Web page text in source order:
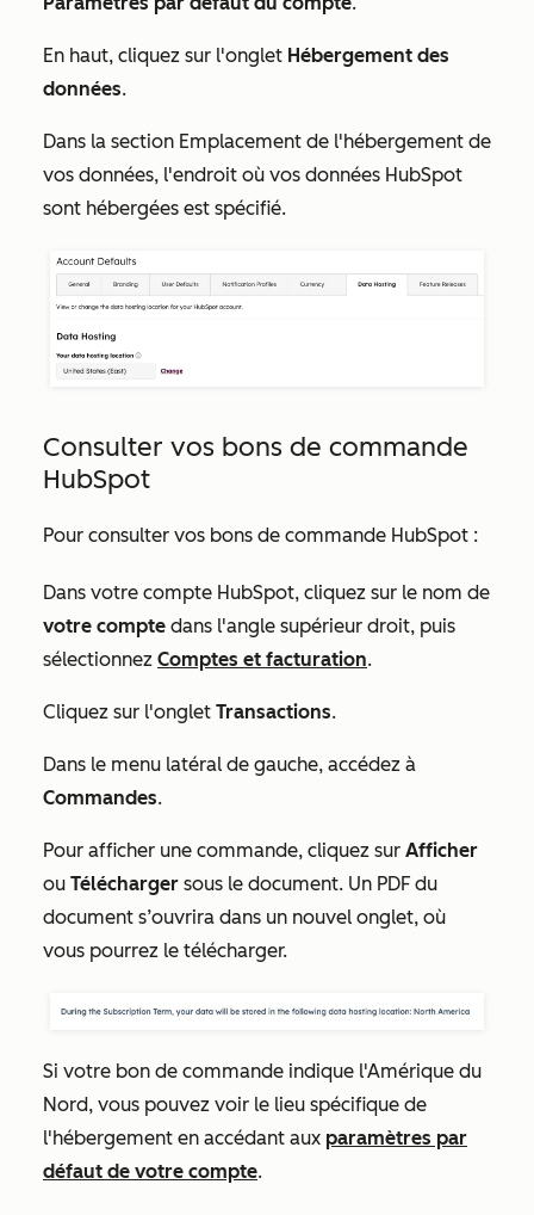
En haut, cliquez sur l'onglet Hébergement des
données.
Dans la section Emplacement de l'hébergement de
vos données, l'endroit où vos données HubSpot
sont hébergées est spécifié.
Consulter vos bons de commande
HubSpot
Pour consulter vos bons de commande HubSpot :
Dans votre compte HubSpot, cliquez sur le nom de
votre compte dans l'angle supérieur droit, puis
sélectionnez Comptes et facturation.
Cliquez sur l'onglet Transactions.
Dans le menu latéral de gauche, accédez à
Commandes.
Pour afficher une commande, cliquez sur Afficher
ou Télécharger sous le document. Un PDF du
document s’ouvrira dans un nouvel onglet, où
vous pourrez le télécharger.
Si votre bon de commande indique l'Amérique du
Nord, vous pouvez voir le lieu spécifique de
l'hébergement en accédant aux paramètres par
défaut de votre compte.